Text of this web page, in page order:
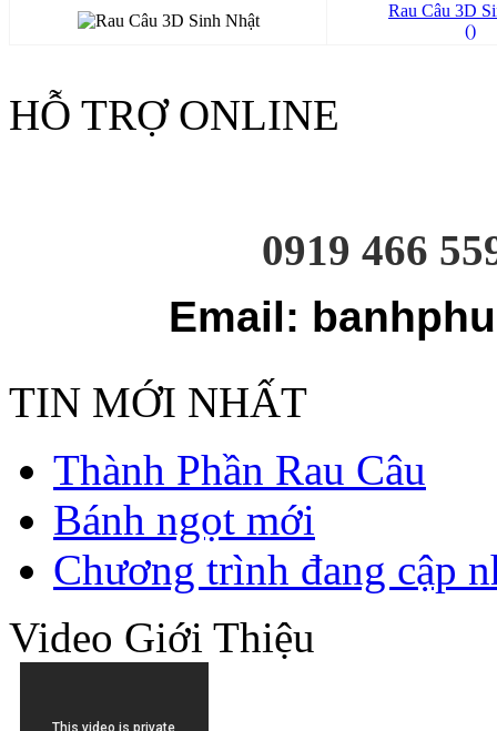
Rau Câu 3D
()
HỖ TRỢ ONLINE
0919 466
Email:
TIN MỚI NHẤT
Thành Phần Rau Câu
Bánh ngọt mới
Chương trình đang cập
Video Giới Thiệu